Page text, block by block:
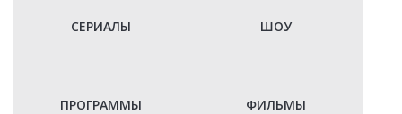
СЕРИАЛЫ ШОУ
ПРОГРАММЫ ФИЛЬМЫ